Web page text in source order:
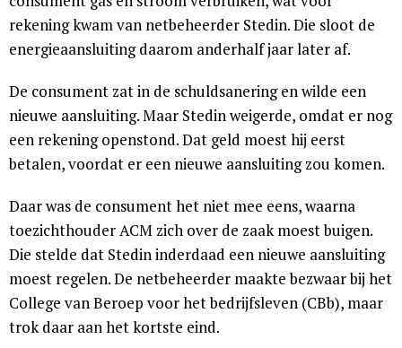
rekening kwam van netbeheerder Stedin. Die sloot de
energieaansluiting daarom anderhalf jaar later af.
De consument zat in de schuldsanering en wilde een
nieuwe aansluiting. Maar Stedin weigerde, omdat er nog
een rekening openstond. Dat geld moest hij eerst
betalen, voordat er een nieuwe aansluiting zou komen.
Daar was de consument het niet mee eens, waarna
toezichthouder ACM zich over de zaak moest buigen.
Die stelde dat Stedin inderdaad een nieuwe aansluiting
moest regelen. De netbeheerder maakte bezwaar bij het
College van Beroep voor het bedrijfsleven (CBb), maar
trok daar aan het kortste eind.